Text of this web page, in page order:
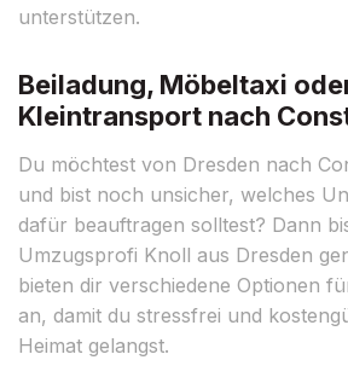
unterstützen.
Beiladung, Möbeltaxi
Kleintransport nach
Du möchtest von Dresden nach
und bist noch unsicher, welches
dafür beauftragen solltest? Dann
Umzugsprofi Knoll aus Dresden
bieten dir verschiedene Optionen
an, damit du stressfrei und
Heimat gelangst.